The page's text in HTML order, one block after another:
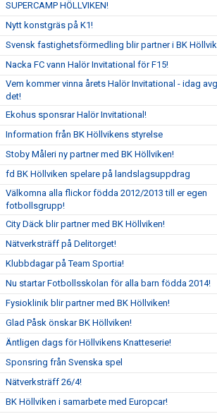
SUPERCAMP HÖLLVIKEN!
Nytt konstgräs på K1!
Svensk fastighetsförmedling blir partner i BK
Nacka FC vann Halör Invitational för F15!
Vem kommer vinna årets Halör Invitational - idag
det!
Ekohus sponsrar Halör Invitational!
Information från BK Höllvikens styrelse
Stoby Måleri ny partner med BK Höllviken!
fd BK Höllviken spelare på landslagsuppdrag
Välkomna alla flickor födda 2012/2013 till er egen
fotbollsgrupp!
City Däck blir partner med BK Höllviken!
Nätverksträff på Delitorget!
Klubbdagar på Team Sportia!
Nu startar Fotbollsskolan för alla barn födda 2014!
Fysioklinik blir partner med BK Höllviken!
Glad Påsk önskar BK Höllviken!
Äntligen dags för Höllvikens Knatteserie!
Sponsring från Svenska spel
Nätverksträff 26/4!
BK Höllviken i samarbete med Europcar!